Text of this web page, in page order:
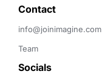
Contact
info@joinimagine.com
Team
Socials